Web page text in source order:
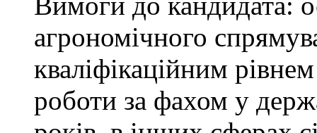
агрономічного
кваліфікаційним
роботи за фахом у